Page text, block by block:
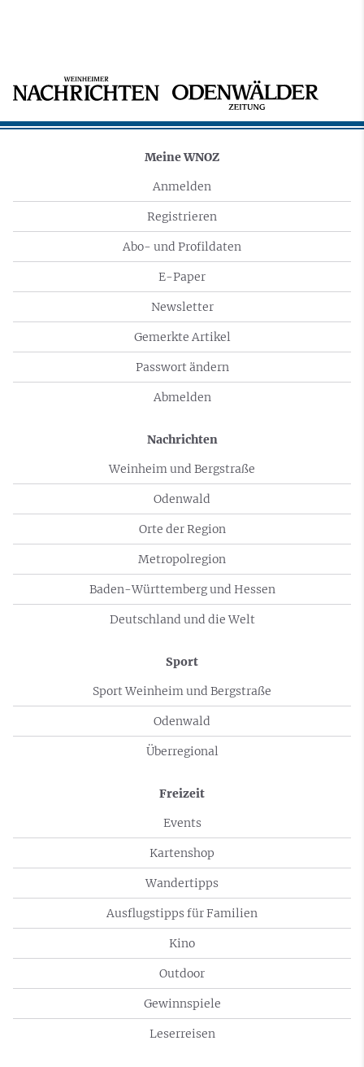
Meine WNOZ
Anmelden
Registrieren
Abo- und Profildaten
E-Paper
Newsletter
Gemerkte Artikel
Passwort ändern
Abmelden
Nachrichten
Weinheim und Bergstraße
Odenwald
Orte der Region
Metropolregion
Baden-Württemberg und Hessen
Deutschland und die Welt
Sport
Sport Weinheim und Bergstraße
Odenwald
Überregional
Freizeit
Events
Kartenshop
Wandertipps
Ausflugstipps für Familien
Kino
Outdoor
Gewinnspiele
Leserreisen